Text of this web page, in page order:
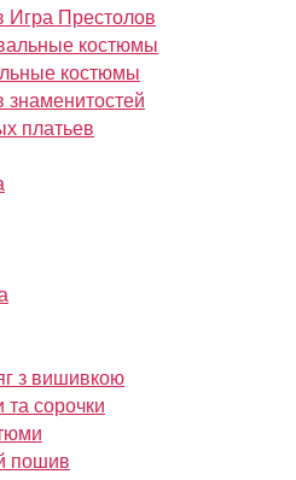
Игра Престолов
костюмы
костюмы
платьев
з вишивкою
та сорочки
пошив